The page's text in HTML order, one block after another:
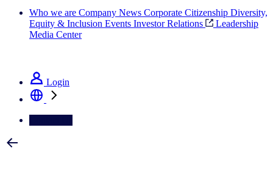
Who we are Company News Corporate Citizenship Diversity,
Equity & Inclusion Events Investor Relations
Leadership
Media Center
Login